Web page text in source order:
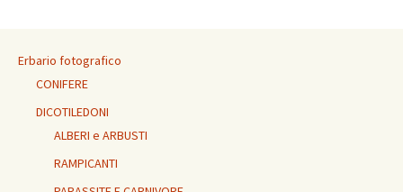
Erbario fotografico
CONIFERE
DICOTILEDONI
ALBERI e ARBUSTI
RAMPICANTI